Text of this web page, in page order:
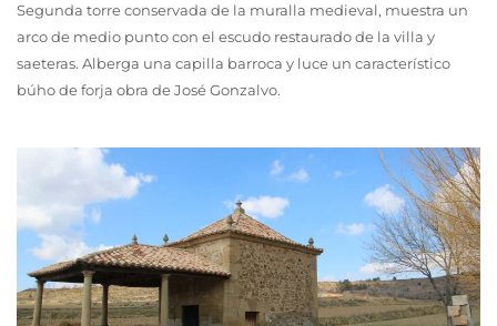
Segunda torre conservada de la muralla medieval, muestra un
arco de medio punto con el escudo restaurado de la villa y
saeteras. Alberga una capilla barroca y luce un característico
búho de forja obra de José Gonzalvo.